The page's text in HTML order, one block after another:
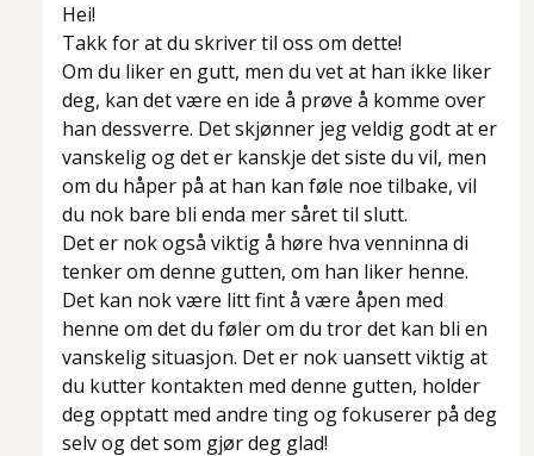
Hei!
Takk for at du skriver til oss om dette!
Om du liker en gutt, men du vet at han ikke liker
deg, kan det være en ide å prøve å komme over
han dessverre. Det skjønner jeg veldig godt at er
vanskelig og det er kanskje det siste du vil, men
om du håper på at han kan føle noe tilbake, vil
du nok bare bli enda mer såret til slutt.
Det er nok også viktig å høre hva venninna di
tenker om denne gutten, om han liker henne.
Det kan nok være litt fint å være åpen med
henne om det du føler om du tror det kan bli en
vanskelig situasjon. Det er nok uansett viktig at
du kutter kontakten med denne gutten, holder
deg opptatt med andre ting og fokuserer på deg
selv og det som gjør deg glad!